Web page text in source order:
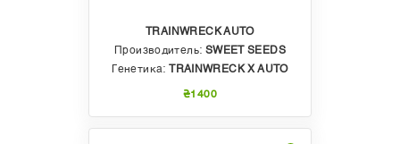
ростом. Отсюда и название автоцветущий
каннабис. Первым автоцветущим гибридом на
рынке стал сорт
Lowryder(Лоурайдер).
TRAINWRECK AUTO
Производитель: SWEET SEEDS
Генетика:
TRAINWRECK X AUTO
₴1400